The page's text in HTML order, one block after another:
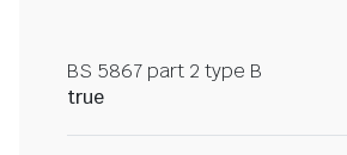
BS 5867 part 2 type B
true